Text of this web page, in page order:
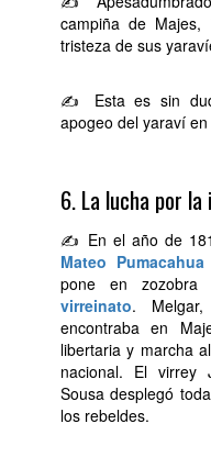
campiña de Majes,
tristeza de sus
✍ Esta es sin
apogeo del yaraví
6. La lucha por
✍ En el año de
Mateo Pumacahua
pone en zozobra
virreinato.
encontraba en
libertaria y marcha
nacional. El virrey
Sousa desplegó
los rebeldes.